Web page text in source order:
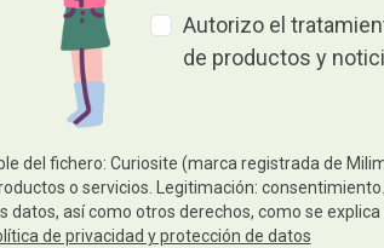
Autorizo el
de productos y
del fichero: Curiosite (marca registrada de
o servicios. Legitimación:
datos, así como otros derechos, como se
de privacidad y protección de datos